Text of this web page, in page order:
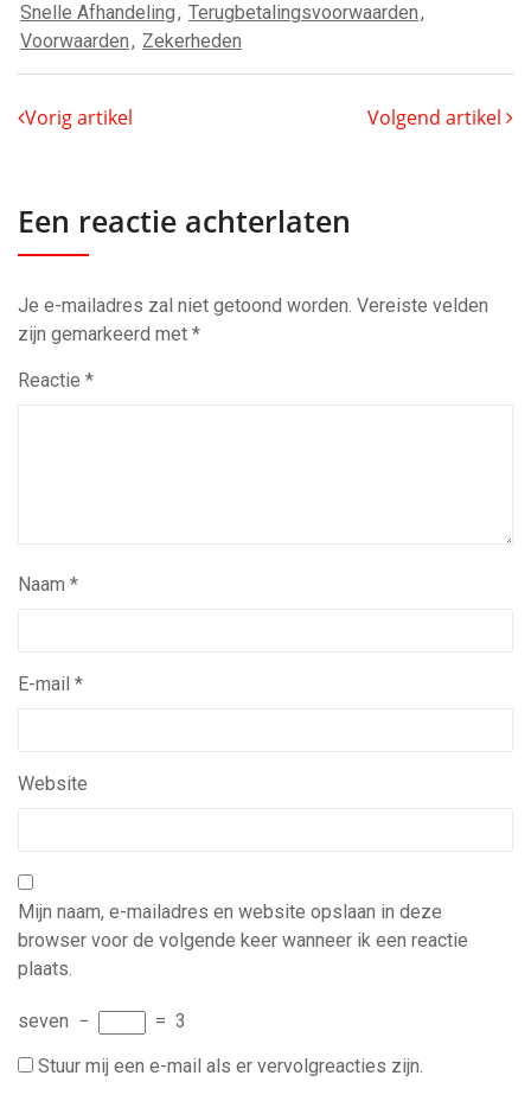
Snelle Afhandeling, Terugbetalingsvoorwaarden,
Voorwaarden, Zekerheden
Vorig artikel Volgend artikel
Een reactie achterlaten
Je e-mailadres zal niet getoond worden. Vereiste velden
zijn gemarkeerd met *
Reactie *
Naam *
E-mail *
Website
Mijn naam, e-mailadres en website opslaan in deze
browser voor de volgende keer wanneer ik een reactie
plaats.
seven − = 3
Stuur mij een e-mail als er vervolgreacties zijn.